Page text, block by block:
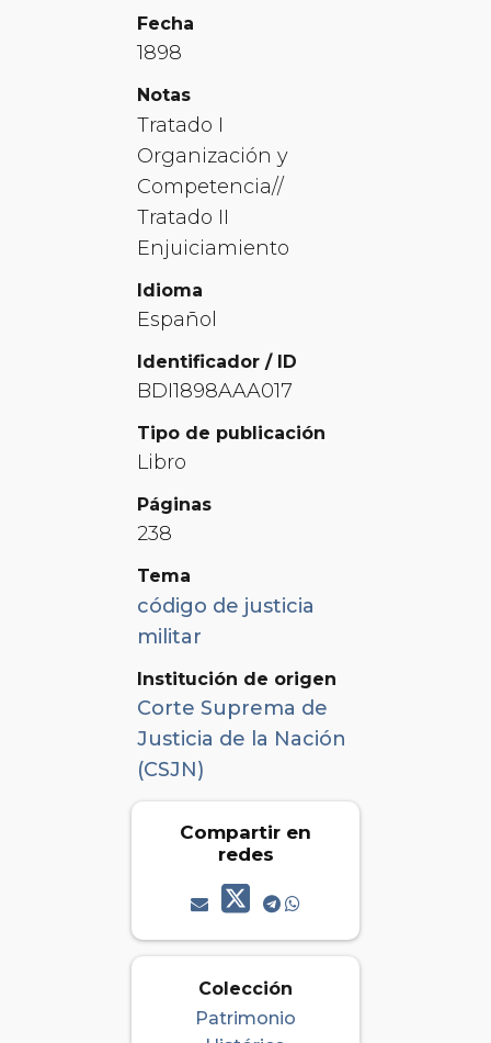
Fecha
1898
Notas
Tratado I
Organización y
Competencia//
Tratado II
Enjuiciamiento
Idioma
Español
Identificador / ID
BDI1898AAA017
Tipo de publicación
Libro
Páginas
238
Tema
código de justicia
militar
Institución de origen
Corte Suprema de
Justicia de la Nación
(CSJN)
Compartir en
redes
Colección
Patrimonio